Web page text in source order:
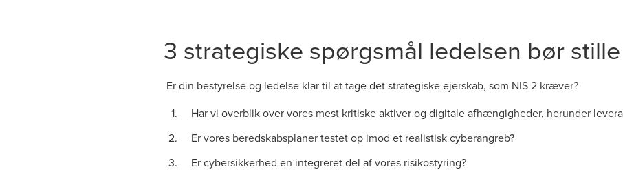
3 strategiske spørgsmål ledelsen bør
Er din bestyrelse og ledelse klar til at tage det strategiske ejerskab, som NIS 2 kræver?
Har vi overblik over vores mest kritiske aktiver og digitale afhængigheder, herunder
Er vores beredskabsplaner testet op imod et realistisk cyberangreb?
Er cybersikkerhed en integreret del af vores risikostyring?